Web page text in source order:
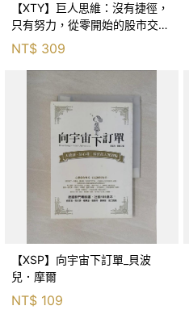
【XTY】巨人思維：沒有捷徑，
只有努力，從零開始的股市交易
員_巨人傑
NT$ 309
【XSP】向宇宙下訂單_貝波
兒．摩爾
NT$ 109